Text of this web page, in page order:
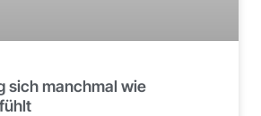
sich manchmal wie